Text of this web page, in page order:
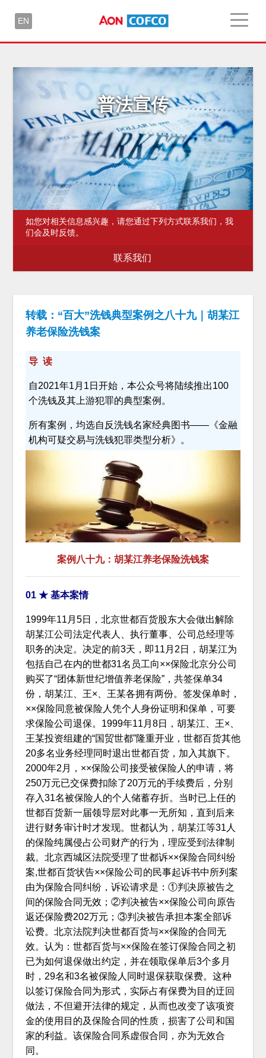
EN
普法宣传
如您对相关信息感兴趣，请您通过下列方式联系我们，我
们会及时反馈。
联系我们
转载：“百大”洗钱典型案例之八十九｜胡某江
养老保险洗钱案
导 读
自2021年1月1日开始，本公众号将陆续推出100
个洗钱及其上游犯罪的典型案例。
所有案例，均选自反洗钱名家经典图书——《金融
机构可疑交易与洗钱犯罪类型分析》。
案例八十九：胡某江养老保险洗钱案
01 ★ 基本案情
1999年11月5日，北京世都百货股东大会做出解除
胡某江公司法定代表人、执行董事、公司总经理等
职务的决定。决定的前3天，即11月2日，胡某江为
包括自己在内的世都31名员工向××保险北京分公司
购买了“团体新世纪增值养老保险”，共签保单34
份，胡某江、王×、王某各拥有两份。签发保单时，
××保险同意被保险人凭个人身份证明和保单，可要
求保险公司退保。1999年11月8日，胡某江、王×、
王某投资组建的“国贸世都”隆重开业，世都百货其他
20多名业务经理同时退出世都百货，加入其旗下。
2000年2月，××保险公司接受被保险人的申请，将
250万元已交保费扣除了20万元的手续费后，分别
存入31名被保险人的个人储蓄存折。当时已上任的
世都百货新一届领导层对此事一无所知，直到后来
进行财务审计时才发现。世都认为，胡某江等31人
的保险纯属侵占公司财产的行为，理应受到法律制
裁。北京西城区法院受理了世都诉××保险合同纠纷
案,世都百货状告××保险公司的民事起诉书中所列案
由为保险合同纠纷，诉讼请求是：①判决原被告之
间的保险合同无效；②判决被告××保险公司向原告
返还保险费202万元；③判决被告承担本案全部诉
讼费。北京法院判决世都百货与××保险的合同无
效。认为：世都百货与××保险在签订保险合同之初
已为如何退保做出约定，并在领取保单后3个多月
时，29名和3名被保险人同时退保获取保费。这种
以签订保险合同为形式，实际占有保费为目的迂回
做法，不但避开法律的规定，从而也改变了该项资
金的使用目的及保险合同的性质，损害了公司和国
家的利益。该保险合同系虚假合同，亦为无效合
同。